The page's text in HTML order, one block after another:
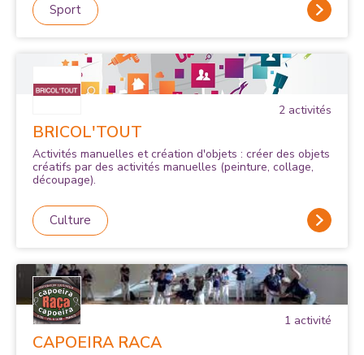
Sport
2 activités
BRICOL'TOUT
Activités manuelles et création d'objets : créer des objets
créatifs par des activités manuelles (peinture, collage,
découpage).
Culture
1 activité
CAPOEIRA RACA